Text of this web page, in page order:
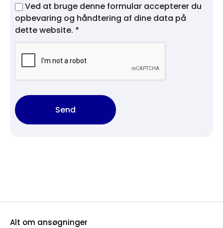
Ved at bruge denne formular accepterer du
opbevaring og håndtering af dine data på
dette website. *
Send
Alt om ansøgninger